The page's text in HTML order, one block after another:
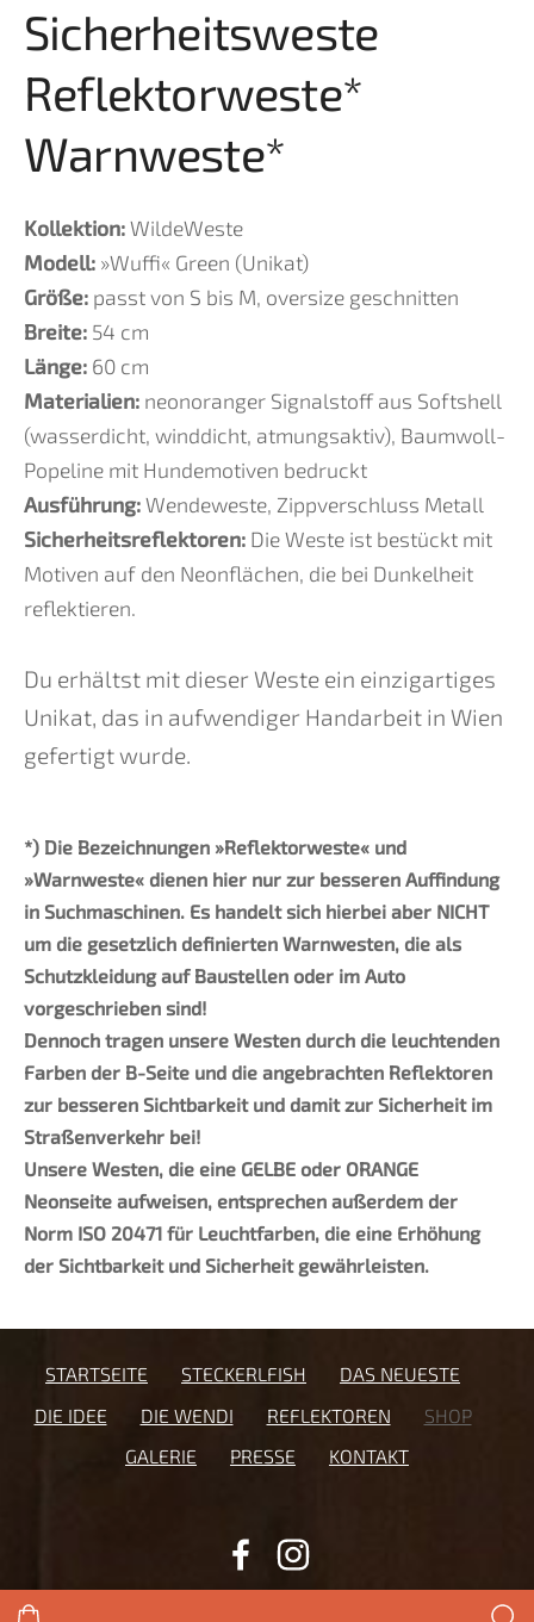
Sicherheitsweste
Reflektorweste*
Warnweste*
Kollektion:WildeWeste
Modell: »Wuffi« Green (Unikat)
Größe: passt von S bis M, oversize geschnitten
Breite: 54 cm
Länge: 60 cm
Materialien: neonoranger Signalstoff aus Softshell
(wasserdicht, winddicht, atmungsaktiv), Baumwoll-
Popeline mit Hundemotiven bedruckt
Ausführung:Wendeweste, Zippverschluss Metall
Sicherheitsreflektoren: Die Weste ist bestückt mit
Motiven auf den Neonflächen, die bei Dunkelheit
reflektieren.
Du erhältst mit dieser Weste ein einzigartiges
Unikat, das in aufwendiger Handarbeit in Wien
gefertigt wurde.
*) Die Bezeichnungen »Reflektorweste« und
»Warnweste« dienen hier nur zur besseren Auffindung
in Suchmaschinen. Es handelt sich hierbei aber NICHT
um die gesetzlich definierten Warnwesten, die als
Schutzkleidung auf Baustellen oder im Auto
vorgeschrieben sind!
Dennoch tragen unsere Westen durch die leuchtenden
Farben der B-Seite und die angebrachten Reflektoren
zur besseren Sichtbarkeit und damit zur Sicherheit im
Straßenverkehr bei!
Unsere Westen, die eine GELBE oder ORANGE
Neonseite aufweisen, entsprechen außerdem der
Norm ISO 20471 für Leuchtfarben, die eine Erhöhung
der Sichtbarkeit und Sicherheit gewährleisten.
STARTSEITE STECKERLFISH
DAS NEUESTE
DIE IDEE
DIE WENDI REFLEKTOREN
SHOP
GALERIE
PRESSE KONTAKT